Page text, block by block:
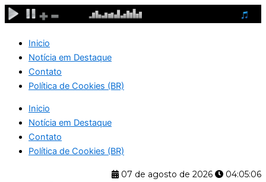
Ir
para
conteúdo
Inicio
Notícia em Destaque
Contato
Política de Cookies (BR)
Inicio
Notícia em Destaque
Contato
Política de Cookies (BR)
07 de agosto de 2026
04:05:07